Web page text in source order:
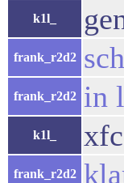
k1l_
frank_r2d2
frank_r2d2 in
k1l_
frank_r2d2